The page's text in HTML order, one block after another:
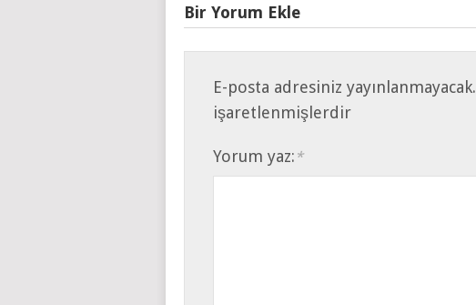
Bir Yorum Ekle
E-posta adresiniz yayınlanmayacak.
işaretlenmişlerdir
Yorum yaz: *